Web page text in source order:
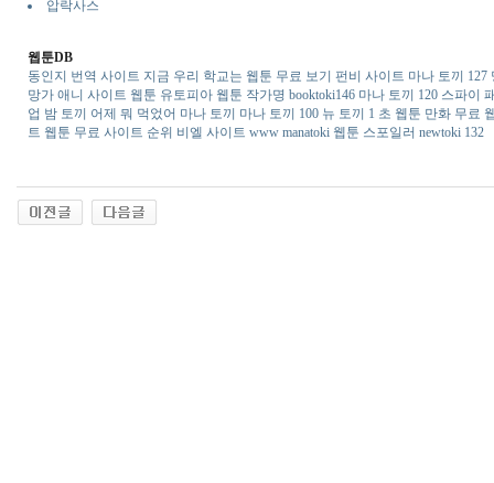
압락사스
웹툰DB
동인지 번역 사이트 지금 우리 학교는 웹툰 무료 보기 펀비 사이트 마나 토끼 127
망가 애니 사이트 웹툰 유토피아 웹툰 작가명 booktoki146 마나 토끼 120 스파이
업 밤 토끼 어제 뭐 먹었어 마나 토끼 마나 토끼 100 뉴 토끼 1 초 웹툰 만화 무료
트 웹툰 무료 사이트 순위 비엘 사이트 www manatoki 웹툰 스포일러 newtoki 132